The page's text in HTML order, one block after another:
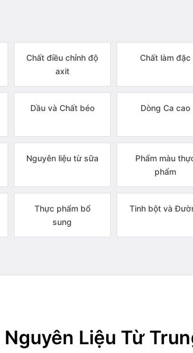
Chất điều chỉnh độ
axit
Chất làm đặc
Dầu và Chất béo Dòng Ca cao
Nguyên liệu từ sữa
Phẩm màu
phẩm
Thực phẩm bổ
sung
Tinh bột và
Liệu Từ